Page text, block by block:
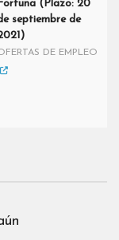
Fortuna (Plazo: 20
septiembre de
DE EMPLEO